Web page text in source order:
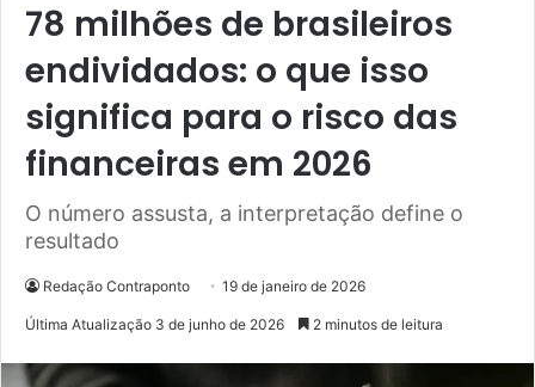
78 milhões de brasileiros
endividados: o que isso
significa para o risco das
financeiras em 2026
O número assusta, a interpretação define o
resultado
Redação Contraponto 19 de janeiro de 2026
Última Atualização 3 de junho de 2026 2 minutos de leitura